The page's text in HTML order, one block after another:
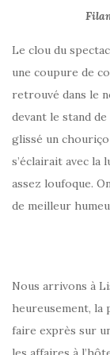
Le clou du
une coupure de
retrouvé dans le
devant le stand
glissé un
s’éclairait avec la
assez loufoque.
de meilleur
Nous arrivons à
heureusement, la
faire exprès sur